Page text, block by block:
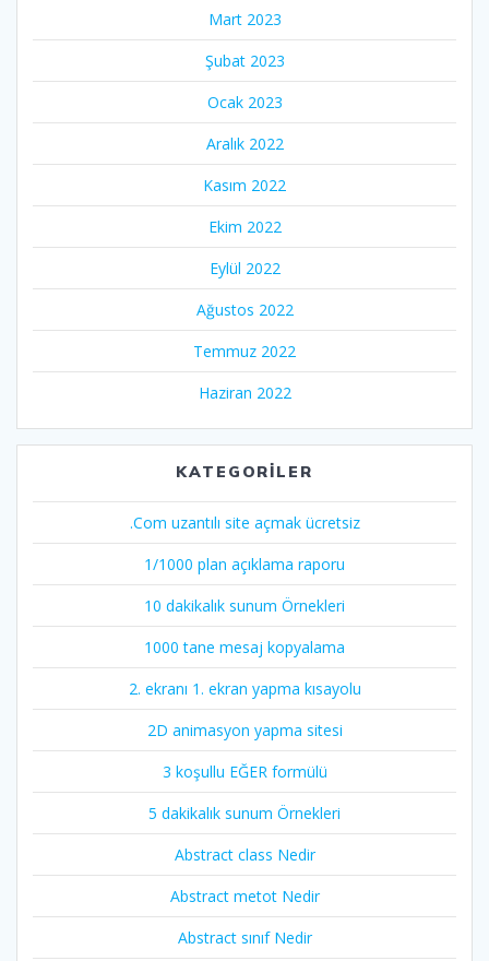
Mart 2023
Şubat 2023
Ocak 2023
Aralık 2022
Kasım 2022
Ekim 2022
Eylül 2022
Ağustos 2022
Temmuz 2022
Haziran 2022
KATEGORILER
.Com uzantılı site açmak ücretsiz
1/1000 plan açıklama raporu
10 dakikalık sunum Örnekleri
1000 tane mesaj kopyalama
2. ekranı 1. ekran yapma kısayolu
2D animasyon yapma sitesi
3 koşullu EĞER formülü
5 dakikalık sunum Örnekleri
Abstract class Nedir
Abstract metot Nedir
Abstract sınıf Nedir